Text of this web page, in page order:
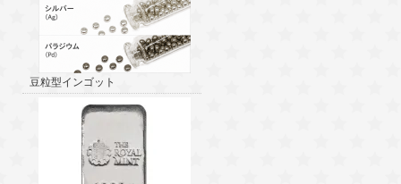
豆粒型インゴット